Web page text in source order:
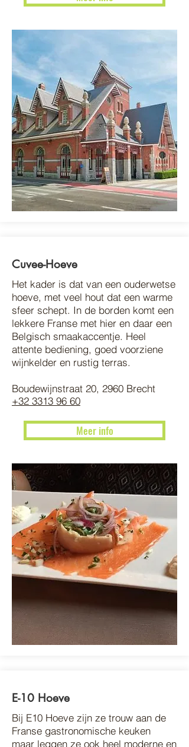
Cuvee-Hoeve
Het kader is dat van een ouderwetse
hoeve, met veel hout dat een warme
sfeer schept. In de borden komt een
lekkere Franse met hier en daar een
Belgisch smaakaccentje. Heel
attente bediening, goed voorziene
wijnkelder en rustig terras.
Boudewijnstraat 20, 2960 Brecht
+32 3313 96 60
Meer info
E-10 Hoeve
Bij E10 Hoeve zijn ze trouw aan de
Franse gastronomische keuken
maar leggen ze ook heel moderne en